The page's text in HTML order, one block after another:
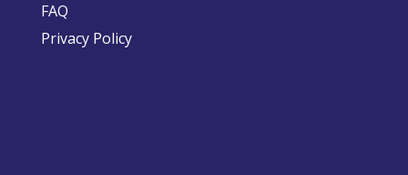
FAQ
Privacy Policy